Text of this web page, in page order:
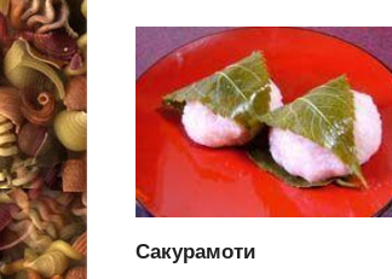
Сакурамоти